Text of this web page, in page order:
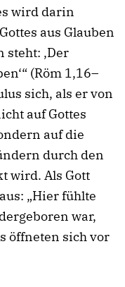
wird darin
aus Glauben
steht: ‚Der
(Röm 1,16–
sich, als er von
auf Gottes
auf die
durch den
wird. Als Gott
„Hier fühlte
war,
öffneten sich vor